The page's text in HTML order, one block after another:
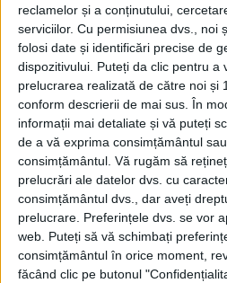
reclamelor și a conținutului,
serviciilor. Cu permisiunea dvs., noi
folosi date și identificări precise de
dispozitivului. Puteți da clic pentru a
prelucrarea realizată de către noi și
conform descrierii de mai sus. În
informații mai detaliate și vă puteți
de a vă exprima consimțământul
consimțământul. Vă rugăm să
prelucrări ale datelor dvs. cu
consimțământul dvs., dar aveți
prelucrare. Preferințele dvs. se vor
web. Puteți să vă schimbați
consimțământul în orice moment,
făcând clic pe butonul
Conform procedurilor, la
fost trimis un semnal
comandamentele
dându-se itinerariul
numărul de avioane și
său.
Dar spargătorii
buni cititori de mesaje